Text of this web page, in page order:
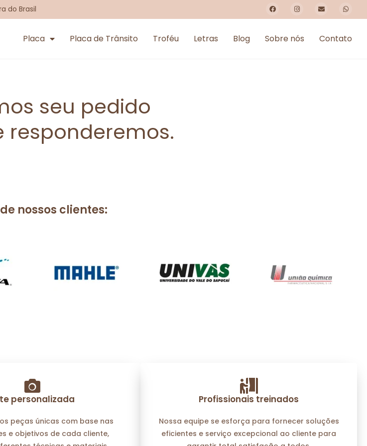
do Brasil
Placa Placa de Trânsito Troféu Letras Blog Sobre nós Contato
seu pedido
responderemos.
nossos clientes:
personalizada
peças únicas com base nas
e objetivos de cada cliente,
Profissionais treinados
Nossa equipe se esforça para fornecer soluções
eficientes e serviço excepcional ao cliente para